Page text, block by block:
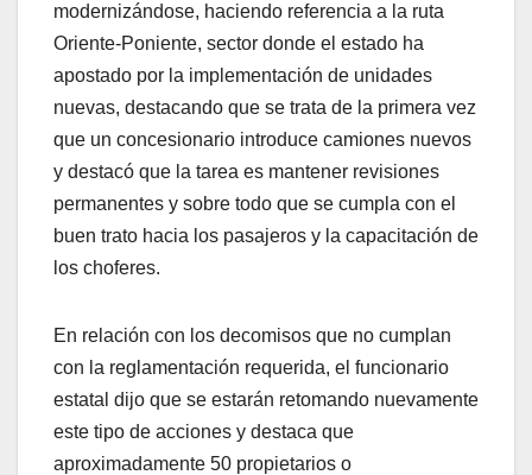
modernizándose, haciendo referencia a la ruta
Oriente-Poniente, sector donde el estado ha
apostado por la implementación de unidades
nuevas, destacando que se trata de la primera vez
que un concesionario introduce camiones nuevos
y destacó que la tarea es mantener revisiones
permanentes y sobre todo que se cumpla con el
buen trato hacia los pasajeros y la capacitación de
los choferes.
En relación con los decomisos que no cumplan
con la reglamentación requerida, el funcionario
estatal dijo que se estarán retomando nuevamente
este tipo de acciones y destaca que
aproximadamente 50 propietarios o